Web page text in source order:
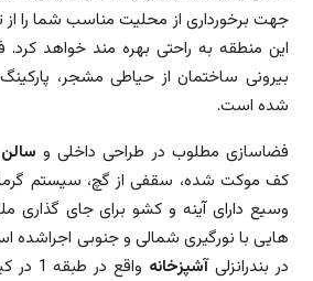
جهت برخورداری از محلیت مناسب شما را از
این منطقه به راحتی بهره مند خواهد
بیرونی ساختمان از حیاطی مشجر،
شده است.
فضاسازی مطلوب در طراحی داخلی و سالن
کف موکت شده، سقفی از گچ، سیستم
وسیع دارای آینه و کشو برای جای
در بندرانزلیآشپزخانه
واقع